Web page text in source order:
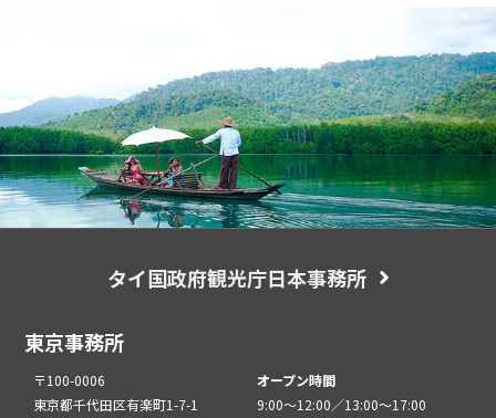
タイ国政府観光庁日本事務所
東京事務所
〒100-0006
東京都千代田区有楽町1-7-1
オープン時間
9:00～12:00／13:00～17:00